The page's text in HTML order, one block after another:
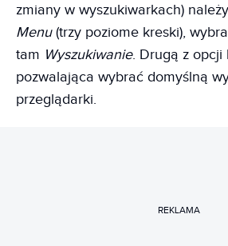
zmiany w wyszukiwarkach)
Menu(trzy poziome kreski),
tam Wyszukiwanie. Drugą z opcji
pozwalająca wybrać domyślną
przeglądarki.
REKLAMA